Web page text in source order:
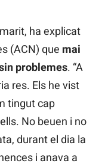
ha explicat
(ACN) que mai
problemes. “A
res. Els he vist
tingut cap
No beuen i no
durant el dia la
i anava a